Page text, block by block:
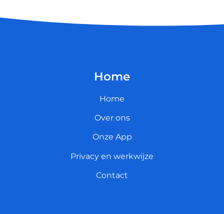
Home
Home
Over ons
Onze App
Privacy en werkwijze
Contact